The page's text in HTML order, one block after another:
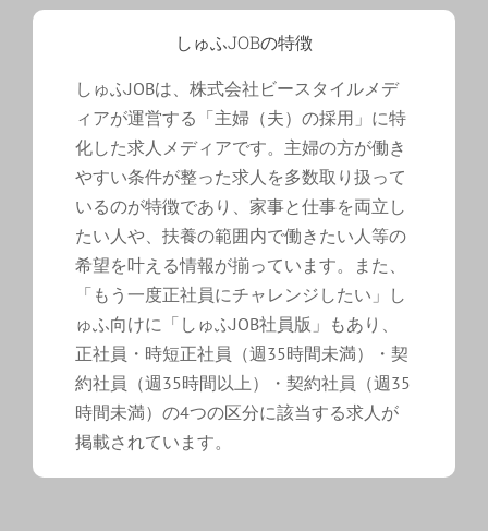
しゅふJOBの特徴
しゅふJOBは、株式会社ビースタイルメデ
ィアが運営する「主婦（夫）の採用」に特
化した求人メディアです。主婦の方が働き
やすい条件が整った求人を多数取り扱って
いるのが特徴であり、家事と仕事を両立し
たい人や、扶養の範囲内で働きたい人等の
希望を叶える情報が揃っています。また、
「もう一度正社員にチャレンジしたい」し
ゅふ向けに「しゅふJOB社員版」もあり、
正社員・時短正社員（週35時間未満）・契
約社員（週35時間以上）・契約社員（週35
時間未満）の4つの区分に該当する求人が
掲載されています。